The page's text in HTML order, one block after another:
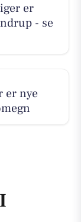
er
- se
er nye